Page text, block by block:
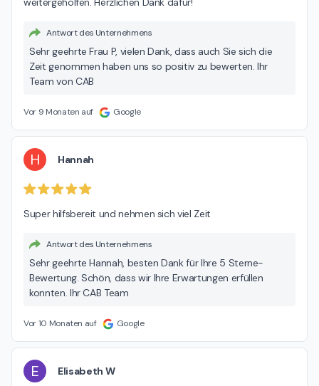
Antwort des Unternehmens
Sehr geehrte Frau P, vielen Dank, dass auch Sie sich die
Zeit genommen haben uns so positiv zu bewerten. Ihr
Team von CAB
Vor 9 Monaten auf Google
H Hannah
Super hilfsbereit und nehmen sich viel Zeit
Antwort des Unternehmens
Sehr geehrte Hannah, besten Dank für Ihre 5 Sterne-
Bewertung. Schön, dass wir Ihre Erwartungen erfüllen
konnten. Ihr CAB Team
Vor 10 Monaten auf Google
E Elisabeth W